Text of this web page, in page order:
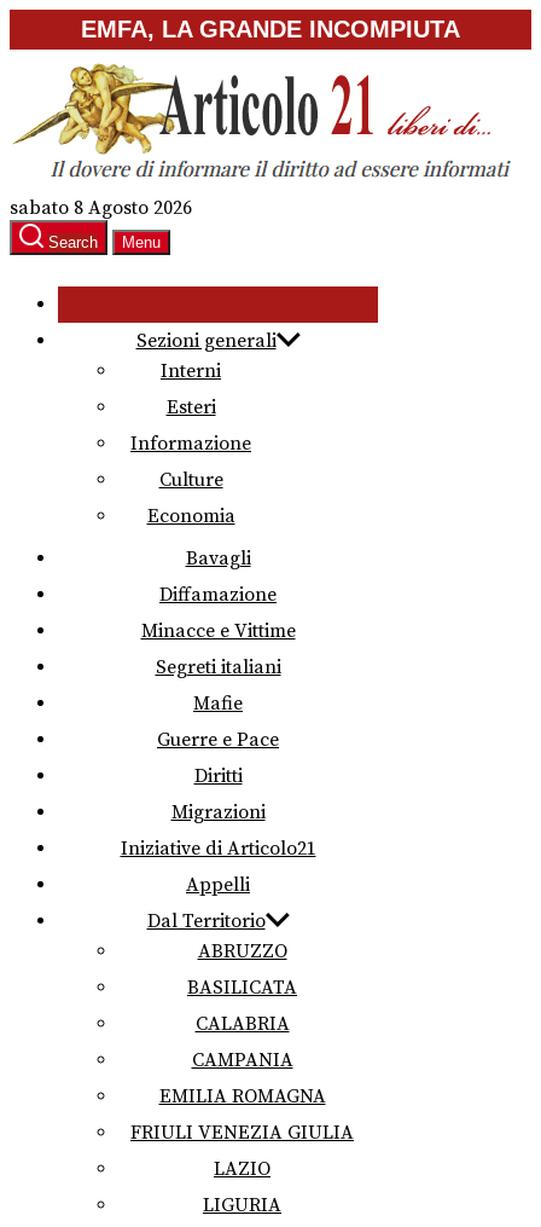
to
content
EMFA, LA GRANDE INCOMPIUTA
sabato 8 Agosto 2026
Search Menu
Sezioni generali
Interni
Esteri
Informazione
Culture
Economia
Bavagli
Diffamazione
Minacce e Vittime
Segreti italiani
Mafie
Guerre e Pace
Diritti
Migrazioni
Iniziative di Articolo21
Appelli
Dal Territorio
ABRUZZO
BASILICATA
CALABRIA
CAMPANIA
EMILIA ROMAGNA
FRIULI VENEZIA GIULIA
LAZIO
LIGURIA